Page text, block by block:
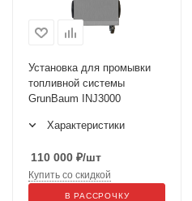
Установка для промывки
топливной системы
GrunBaum INJ3000
Характеристики
110 000 ₽/шт
Купить со скидкой
В РАССРОЧКУ